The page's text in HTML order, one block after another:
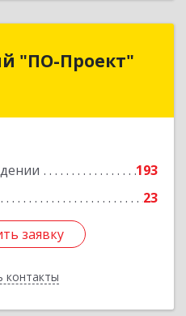
"ПО-Проект"
193
23
заявку
контакты
"ПО-Проект"
обл, Северодвинск г,
заявку